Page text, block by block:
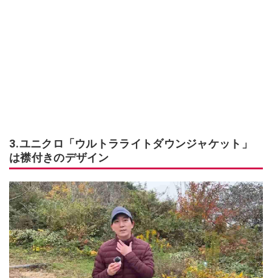
3.ユニクロ「ウルトラライトダウンジャケット」
は襟付きのデザイン